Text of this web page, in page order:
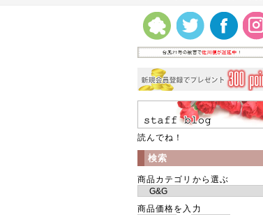
Kパケット（韓国の国
読んでね！
検索
商品カテゴリから選ぶ
商品価格を入力